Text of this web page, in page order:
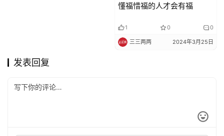
懂福惜福的人才会有福
1 0 0
三三两两 2024年3月25日
发表回复